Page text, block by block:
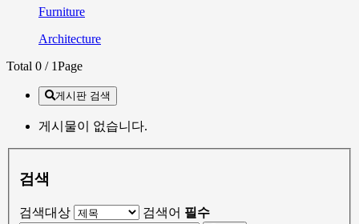
Furniture
Architecture
Total 0 / 1Page
게시판 검색
게시물이 없습니다.
검색
검색대상 검색어 필수